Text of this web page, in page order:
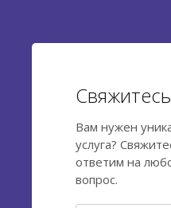
Вам нужен
услуга?
ответим на
вопрос.